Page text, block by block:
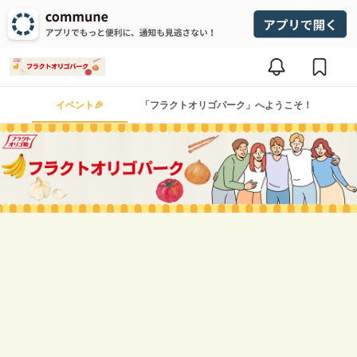
イベント🎉 「フラクトオリゴパーク」へようこそ！